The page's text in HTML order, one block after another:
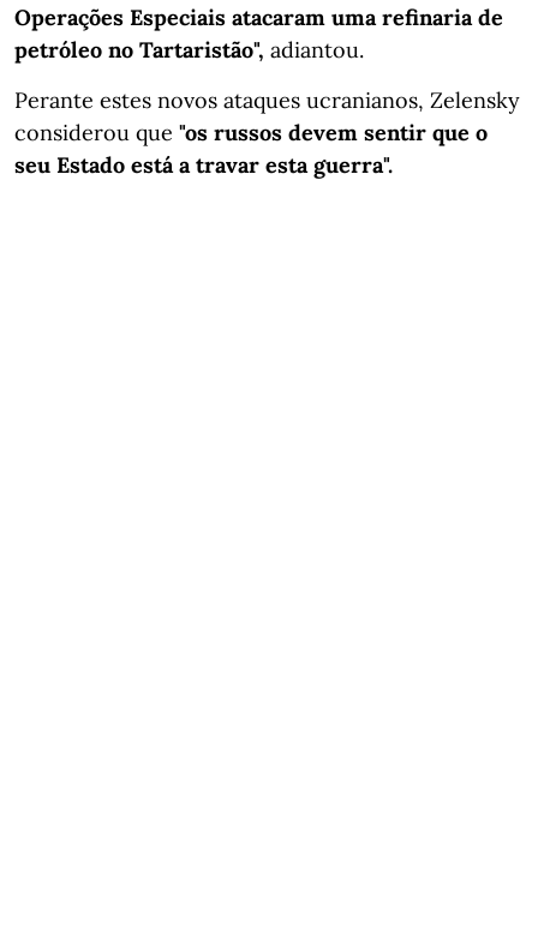
Operações Especiais atacaram uma refinaria de
petróleo no Tartaristão", adiantou.
Perante estes novos ataques ucranianos, Zelensky
considerou que "os russos devem sentir que o
seu Estado está a travar esta guerra".